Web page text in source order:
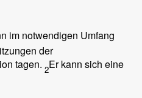
im notwendigen Umfang
der
tagen. 2Er kann sich eine